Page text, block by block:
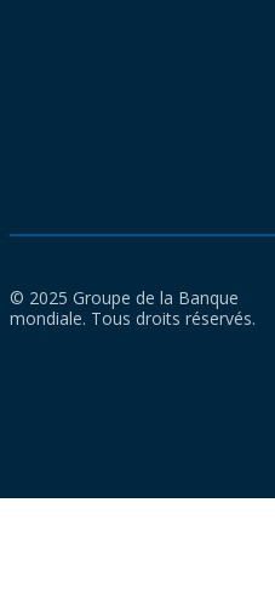
© 2025 Groupe de la Banque
mondiale. Tous droits réservés.